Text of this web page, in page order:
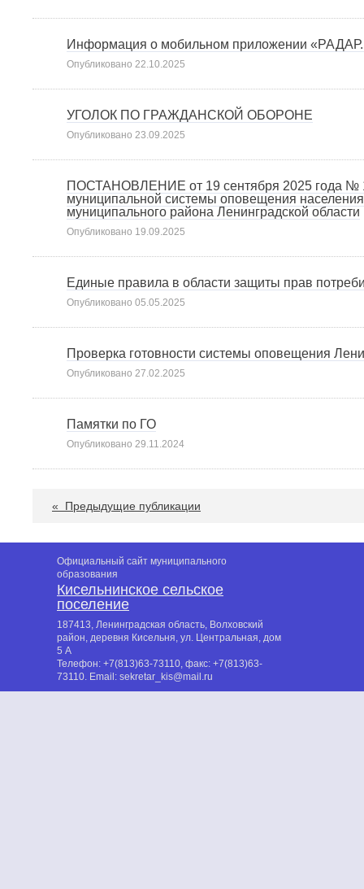
Информация о мобильном приложении
Опубликовано 22.10.2025
УГОЛОК ПО ГРАЖДАНСКОЙ ОБОРОНЕ
Опубликовано 23.09.2025
ПОСТАНОВЛЕНИЕ от 19 сентября 2025 года №
муниципальной системы оповещения населения
муниципального района Ленинградской области
Опубликовано 19.09.2025
Единые правила в области защиты прав
Опубликовано 05.05.2025
Проверка готовности системы оповещения
Опубликовано 27.02.2025
Памятки по ГО
Опубликовано 29.11.2024
« Предыдущие публикации
Официальный сайт муниципального
образования
Кисельнинское сельское
поселение
187413, Ленинградская область, Волховский
район, деревня Кисельня, ул. Центральная, дом
5 А
Телефон: +7(813)63-73110, факс: +7(813)63-
73110. Email: sekretar_kis@mail.ru